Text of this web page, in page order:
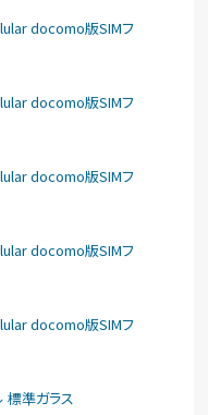
docomo版SIMフ
docomo版SIMフ
docomo版SIMフ
docomo版SIMフ
docomo版SIMフ
標準ガラス